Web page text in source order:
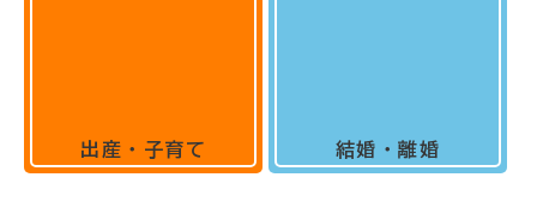
出産・子育て 結婚・離婚